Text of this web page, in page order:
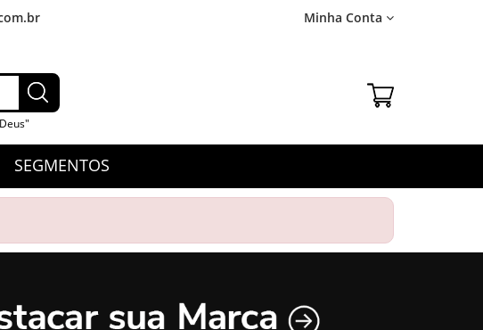
Minha Conta
SEGMENTOS